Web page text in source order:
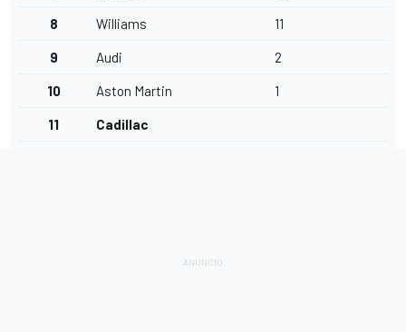
8 Williams 11
9 Audi 2
10 Aston Martin 1
11 Cadillac